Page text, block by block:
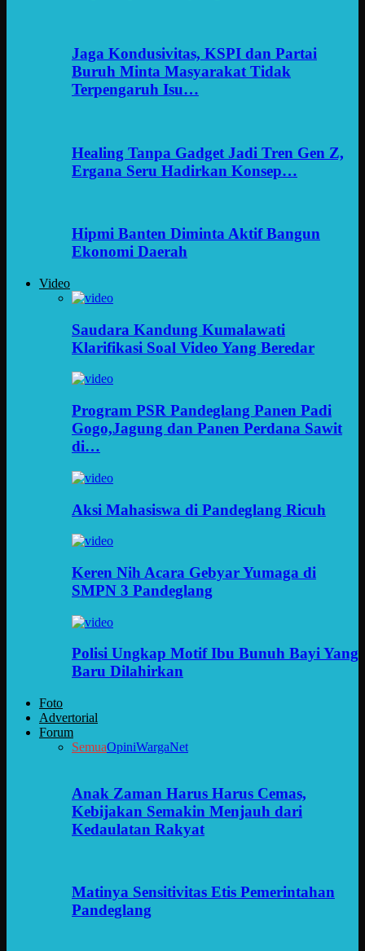
Jaga Kondusivitas, KSPI dan Partai
Buruh Minta Masyarakat Tidak
Terpengaruh Isu…
Healing Tanpa Gadget Jadi Tren Gen Z,
Ergana Seru Hadirkan Konsep…
Hipmi Banten Diminta Aktif Bangun
Ekonomi Daerah
Video
Saudara Kandung Kumalawati
Klarifikasi Soal Video Yang Beredar
Program PSR Pandeglang Panen Padi
Gogo,Jagung dan Panen Perdana Sawit
di…
Aksi Mahasiswa di Pandeglang Ricuh
Keren Nih Acara Gebyar Yumaga di
SMPN 3 Pandeglang
Polisi Ungkap Motif Ibu Bunuh Bayi Yang
Baru Dilahirkan
Foto
Advertorial
Forum
SemuaOpiniWargaNet
Anak Zaman Harus Harus Cemas,
Kebijakan Semakin Menjauh dari
Kedaulatan Rakyat
Matinya Sensitivitas Etis Pemerintahan
Pandeglang